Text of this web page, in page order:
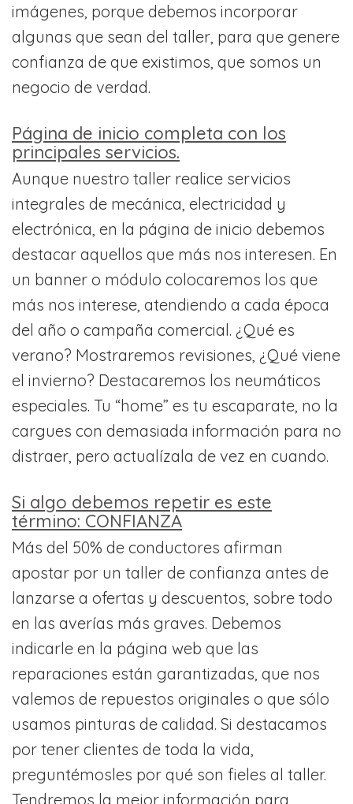
imágenes, porque debemos incorporar
algunas que sean del taller, para que genere
confianza de que existimos, que somos un
negocio de verdad.
Página de inicio completa con los
principales servicios.
Aunque nuestro taller realice servicios
integrales de mecánica, electricidad y
electrónica, en la página de inicio debemos
destacar aquellos que más nos interesen. En
un banner o módulo colocaremos los que
más nos interese, atendiendo a cada época
del año o campaña comercial. ¿Qué es
verano? Mostraremos revisiones, ¿Qué viene
el invierno? Destacaremos los neumáticos
especiales. Tu “home” es tu escaparate, no la
cargues con demasiada información para no
distraer, pero actualízala de vez en cuando.
Si algo debemos repetir es este
término: CONFIANZA
Más del 50% de conductores afirman
apostar por un taller de confianza antes de
lanzarse a ofertas y descuentos, sobre todo
en las averías más graves. Debemos
indicarle en la página web que las
reparaciones están garantizadas, que nos
valemos de repuestos originales o que sólo
usamos pinturas de calidad. Si destacamos
por tener clientes de toda la vida,
preguntémosles por qué son fieles al taller.
Tendremos la mejor información para